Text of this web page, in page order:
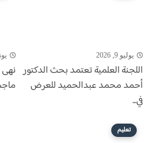
يوليو 9, 2026
اللجنة العلمية تعتمد بحث الدكتور
أحمد محمد عبدالحميد للعرض
في...
يونيو
تعليم